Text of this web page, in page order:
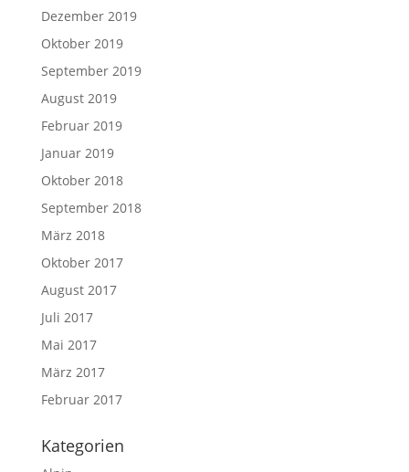
Dezember 2019
Oktober 2019
September 2019
August 2019
Februar 2019
Januar 2019
Oktober 2018
September 2018
März 2018
Oktober 2017
August 2017
Juli 2017
Mai 2017
März 2017
Februar 2017
Kategorien